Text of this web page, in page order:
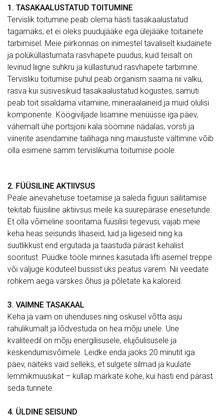
1. TASAKAALUSTATUD TOITUMINE
Tervislik toitumine peab olema hästi tasakaalustatud
tagamaks, et ei oleks puudujääke ega ülejääke toitainete
tarbimisel. Meie piirkonnas on inimestel tavaliselt kiudainete
ja polüküllastumata rasvhapete puudus, kuid teisalt on
levinud liigne suhkru ja küllastunud rasvhapete tarbimine.
Tervisliku toitumise puhul peab organism saama nii valku,
rasva kui süsivesikuid tasakaalustatud kogustes, samuti
peab toit sisaldama vitamiine, mineraalaineid ja muid olulisi
komponente. Köögiviljade lisamine menüüsse iga päev,
vähemalt ühe portsjoni kala söömine nädalas, vorsti ja
viinerite asendamine tailihaga ning maiustuste vältimine võib
olla esimene samm tervislikuma toitumise poole.
2. FÜÜSILINE AKTIIVSUS
Peale ainevahetuse toetamise ja saleda figuuri säilitamise
tekitab füüsiline aktiivsus meile ka suurepärase enesetunde.
Et olla võimeline sooritama füüsilisi tegevusi, vajab meie
keha heas seisundis lihaseid, luid ja liigeseid ning ka
suutlikkust end ergutada ja taastuda pärast kehalist
sooritust. Püüdke tööle minnes kasutada lifti asemel treppe
või väljuge koduteel bussist üks peatus varem. Nii veedate
rohkem aega värskes õhus ja põletate ka kaloreid.
3. VAIMNE TASAKAAL
Keha ja vaim on ühenduses ning oskusel võtta asju
rahulikumalt ja lõdvestuda on hea mõju unele. Une
kvaliteedil on mõju energilisusele, elujõulisusele ja
keskendumisvõimele. Leidke enda jaoks 20 minutit iga
päev, näiteks vaid selleks, et sulgete silmad ja kuulate
lemmikmuusikat – küllap märkate kohe, kui hästi end pärast
seda tunnete.
4. ÜLDINE SEISUND